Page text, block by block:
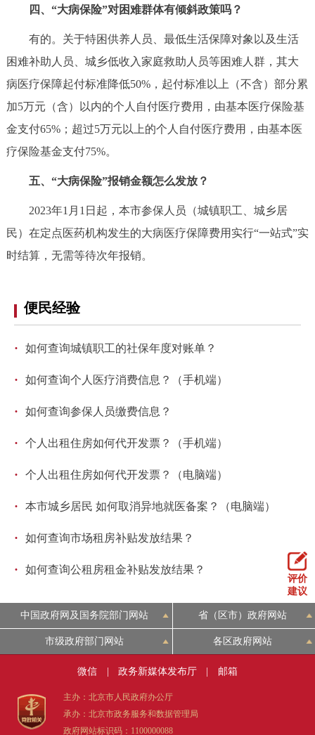
ITALIANO
回到顶部
四、“大病保险”对困难群体有倾斜政策吗？
有的。关于特困供养人员、最低生活保障对象以及生活
困难补助人员、城乡低收入家庭救助人员等困难人群，其大
病医疗保障起付标准降低50%，起付标准以上（不含）部分累
加5万元（含）以内的个人自付医疗费用，由基本医疗保险基
金支付65%；超过5万元以上的个人自付医疗费用，由基本医
疗保险基金支付75%。
五、“大病保险”报销金额怎么发放？
2023年1月1日起，本市参保人员（城镇职工、城乡居
民）在定点医药机构发生的大病医疗保障费用实行“一站式”实
时结算，无需等待次年报销。
便民经验
· 如何查询城镇职工的社保年度对账单？
· 如何查询个人医疗消费信息？（手机端）
· 如何查询参保人员缴费信息？
· 个人出租住房如何代开发票？（手机端）
· 个人出租住房如何代开发票？（电脑端）
· 本市城乡居民 如何取消异地就医备案？（电脑端）
· 如何查询市场租房补贴发放结果？
· 如何查询公租房租金补贴发放结果？
评价
建议
中国政府网及国务院部门网站 省（区市）政府网站
市级政府部门网站 各区政府网站
微信 政务新媒体发布厅 邮箱
主办：北京市人民政府办公厅
承办：北京市政务服务和数据管理局
政府网站标识码：1100000088